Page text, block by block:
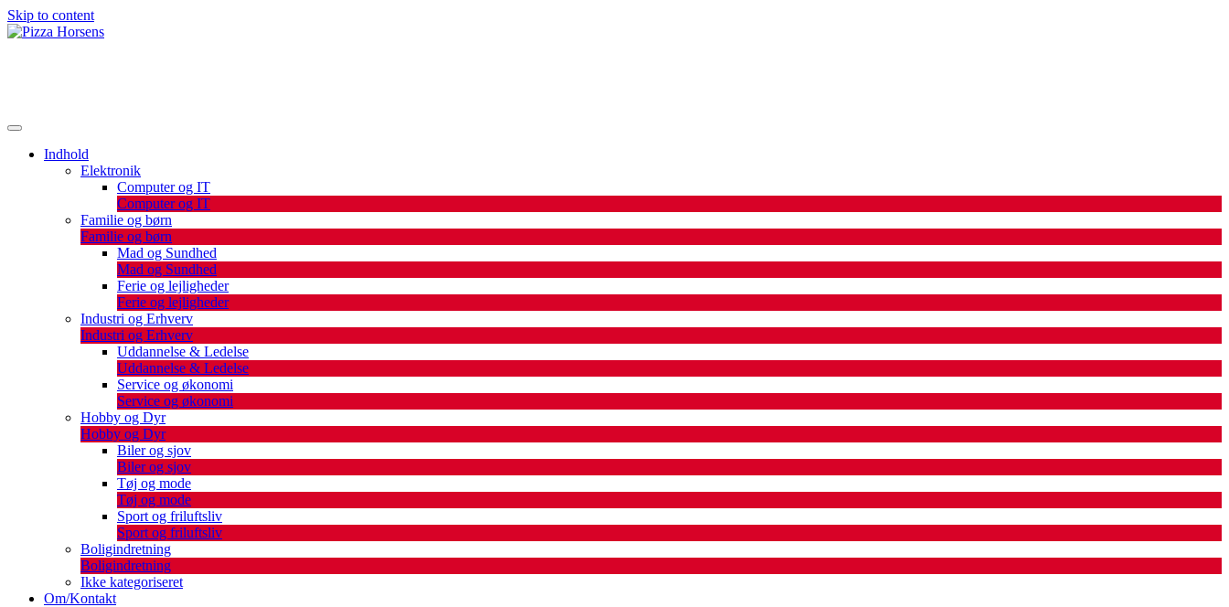
Skip to content
Indhold
Elektronik
Computer og IT
Computer og IT
Familie og børn
Familie og børn
Mad og Sundhed
Mad og Sundhed
Ferie og lejligheder
Ferie og lejligheder
Industri og Erhverv
Industri og Erhverv
Uddannelse & Ledelse
Uddannelse & Ledelse
Service og økonomi
Service og økonomi
Hobby og Dyr
Hobby og Dyr
Biler og sjov
Biler og sjov
Tøj og mode
Tøj og mode
Sport og friluftsliv
Sport og friluftsliv
Boligindretning
Boligindretning
Ikke kategoriseret
Om/Kontakt